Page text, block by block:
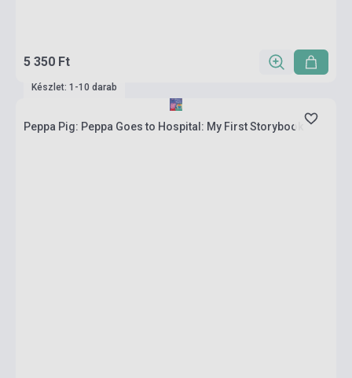
5 350 Ft
Készlet: 1-10 darab
Peppa Pig: Peppa Goes to Hospital: My First Storybook